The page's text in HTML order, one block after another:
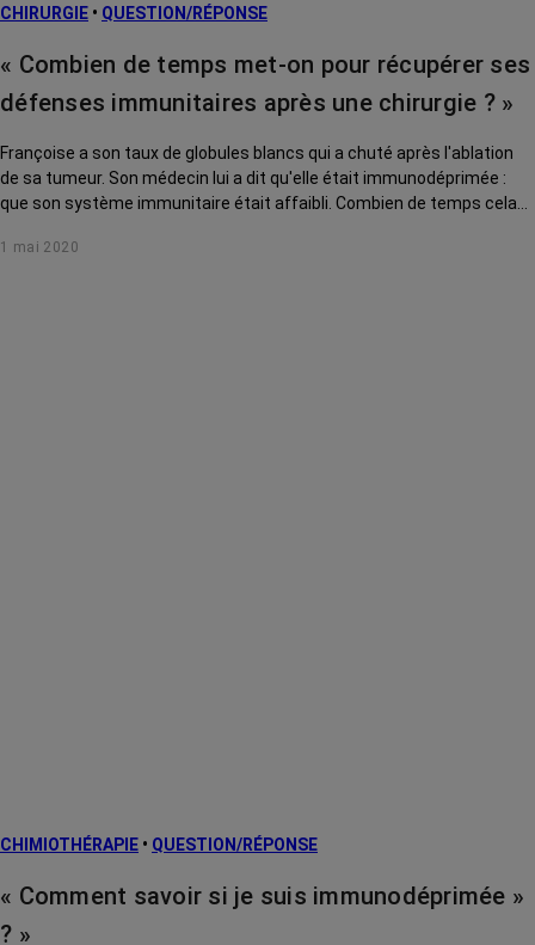
CHIRURGIE • QUESTION/RÉPONSE
« Combien de temps met-on pour récupérer ses
défenses immunitaires après une chirurgie ? »
Françoise a son taux de globules blancs qui a chuté après l'ablation
de sa tumeur. Son médecin lui a dit qu'elle était immunodéprimée :
que son système immunitaire était affaibli. Combien de temps cela
l'hôpital américain, répond à sa question.
1 mai 2020
CHIMIOTHÉRAPIE • QUESTION/RÉPONSE
« Comment savoir si je suis immunodéprimée »
? »